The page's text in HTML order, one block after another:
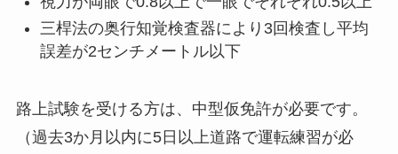
三桿法の奥行知覚検査器により3回検査し平均
誤差が2センチメートル以下
路上試験を受ける方は、中型仮免許が必要です。
（過去3か月以内に5日以上道路で運転練習が必